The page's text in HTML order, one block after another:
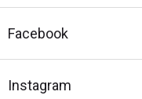
Facebook
Instagram